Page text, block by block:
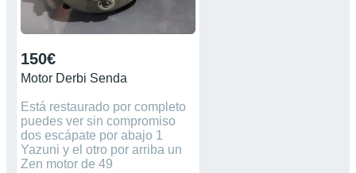
150€
Motor Derbi Senda
Está restaurado por completo
puedes ver sin compromiso
dos escápate por abajo 1
Yazuni y el otro por arriba un
Zen motor de 49